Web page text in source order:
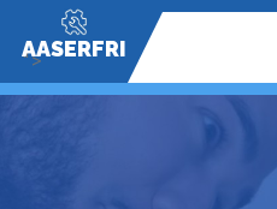
AASERFRI
">